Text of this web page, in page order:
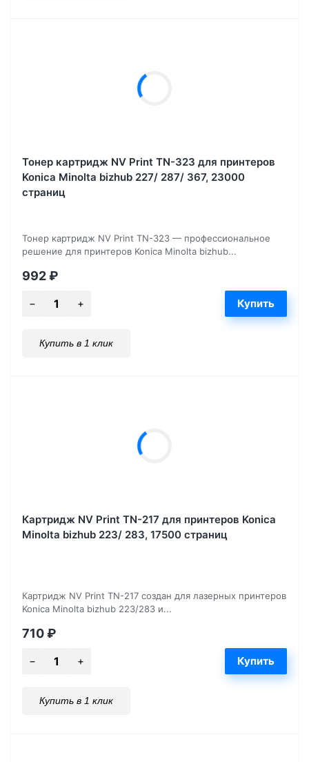
Тонер картридж NV Print TN-323 для принтеров
Konica Minolta bizhub 227/ 287/ 367, 23000
страниц
Тонер картридж NV Print TN-323 — профессиональное
решение для принтеров Konica Minolta bizhub...
992₽
Купить в 1 клик
Картридж NV Print TN-217 для принтеров Konica
Minolta bizhub 223/ 283, 17500 страниц
Картридж NV Print TN-217 создан для лазерных принтеров
Konica Minolta bizhub 223/283 и...
710₽
Купить в 1 клик